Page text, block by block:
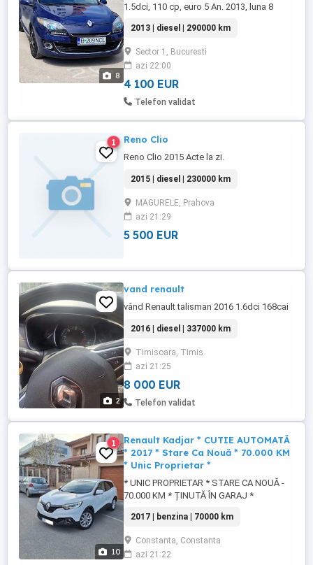
8
1.5dci, 110 cp, euro 5 An. 2013, luna 8
spate Start-Stop Keyless Go Keyless Entry
Senzori parcare fata spate cu afisaj si
camera marsalier Oglinzi electrice si
rabatabile automat Lumi xenon automat
Lumini de zi pe led Senzori ...
2013 | diesel | 290000 km
Sector 1, Bucuresti
azi 22:00
4 100 EUR
Telefon validat
1 Reno Clio
Reno Clio 2015 Acte la zi.
2015 | diesel | 230000 km
MAGURELE, Prahova
azi 21:29
5 500 EUR
2
vand renault
vând Renault talisman 2016 1.6dci 168cai
2016 | diesel | 337000 km
Timisoara, Timis
azi 21:25
8 000 EUR
Telefon validat
10
1
Renault Kadjar * CUTIE AUTOMATĂ
* 2017 * Stare Ca Nouă * 70.000 KM
* Unic Proprietar *
* UNIC PROPRIETAR * STARE CA NOUĂ -
70.000 KM * ȚINUTĂ ÎN GARAJ *
REPREZENTANȚA RENAULT CONSTANȚA
* REVIZIILE EFECTUATE LA ZI ÎN
REPREZENTANȚĂ CU CARTE DE SERVICE
ȘI FACTURI * CUTIE AUTOMATĂ - MOTOR
2017 | benzina | 70000 km
Constanta, Constanta
azi 21:22